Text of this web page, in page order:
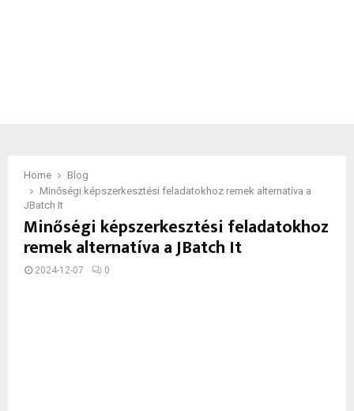
Home
Blog
Minőségi képszerkesztési feladatokhoz remek alternatíva a
JBatch It
Minőségi képszerkesztési feladatokhoz
remek alternatíva a JBatch It
2024-12-07 0